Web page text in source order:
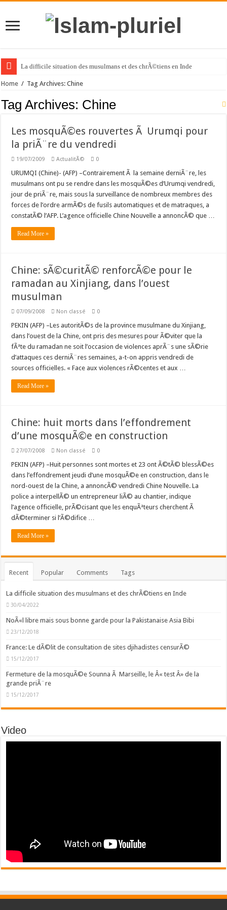
La difficile situation des musulmans et des chrÃ©tiens en Inde
Home / Tag Archives: Chine
Tag Archives: Chine
Les mosquÃ©es rouvertes Ã Urumqi pour
la priÃ¨re du vendredi
19/07/2009 ActualitÃ© 0
URUMQI (Chine)- (AFP) –Contrairement Ã la semaine derniÃ¨re, les
musulmans ont pu se rendre dans les mosquÃ©es d’Urumqi vendredi,
jour de priÃ¨re, mais sous la surveillance de nombreux membres des
forces de l’ordre armÃ©s de fusils automatiques et de matraques, a
constatÃ© l’AFP. L’agence officielle Chine Nouvelle a annoncÃ© que …
Read More »
Chine: sÃ©curitÃ© renforcÃ©e pour le
ramadan au Xinjiang, dans l’ouest
musulman
07/09/2008 Non classé 0
PEKIN (AFP) –Les autoritÃ©s de la province musulmane du Xinjiang,
dans l’ouest de la Chine, ont pris des mesures pour Ã©viter que la
fÃªte du ramadan ne soit l’occasion de violences aprÃ¨s une sÃ©rie
d’attaques ces derniÃ¨res semaines, a-t-on appris vendredi de
sources officielles. « Face aux violences rÃ©centes et aux …
Read More »
Chine: huit morts dans l’effondrement
d’une mosquÃ©e en construction
27/07/2008 Non classé 0
PEKIN (AFP) –Huit personnes sont mortes et 23 ont Ã©tÃ© blessÃ©es
dans l’effondrement jeudi d’une mosquÃ©e en construction, dans le
nord-ouest de la Chine, a annoncÃ© vendredi Chine Nouvelle. La
police a interpellÃ© un entrepreneur liÃ© au chantier, indique
l’agence officielle, prÃ©cisant que les enquÃªteurs cherchent Ã
dÃ©terminer si l’Ã©difice …
Read More »
Recent Popular Comments Tags
La difficile situation des musulmans et des chrÃ©tiens en Inde
30/04/2022
NoÃ«l libre mais sous bonne garde pour la Pakistanaise Asia Bibi
23/12/2018
France: Le dÃ©lit de consultation de sites djihadistes censurÃ©
15/12/2017
Fermeture de la mosquÃ©e Sounna Ã Marseille, le Â« test Â» de la
grande priÃ¨re
15/12/2017
Video